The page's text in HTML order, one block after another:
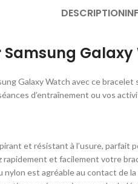
DESCRIPTION
Galaxy Watch avec ce
d’entraînement ou vos
et résistant à l’usure, parfait
rapidement et facilement votre
nylon est agréable au contact de